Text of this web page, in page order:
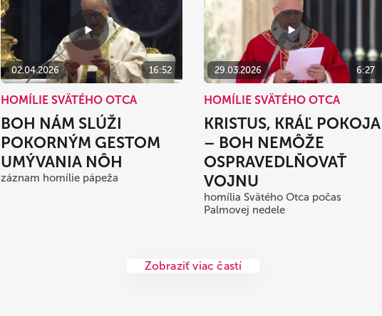
02.04.2026 16:52
HOMÍLIE SVÄTÉHO OTCA
BOH NÁM SLÚŽI
POKORNÝM GESTOM
UMÝVANIA NÔH
záznam homílie pápeža
29.03.2026 6:27
HOMÍLIE SVÄTÉHO OTCA
KRISTUS, KRÁĽ POKOJA
– BOH NEMÔŽE
OSPRAVEDLŇOVAŤ
VOJNU
homília Svätého Otca počas
Palmovej nedele
Zobraziť viac častí